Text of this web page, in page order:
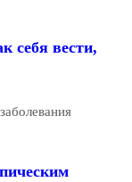
себя вести,